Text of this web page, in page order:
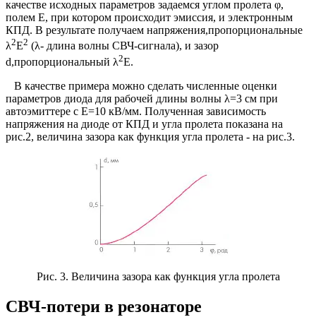
качестве исходных параметров задаемся углом пролета φ,
полем E, при котором происходит эмиссия, и электронным
КПД. В результате получаем напряжения,пропорциональные
λ2Е2 (λ- длина волны СВЧ-сигнала), и зазор
d,пропорциональный λ2Е.
В качестве примера можно сделать численные оценки
параметров диода для рабочей длины волны λ=3 см при
автоэмиттере с E=10 кВ/мм. Полученная зависимость
напряжения на диоде от КПД и угла пролета показана на
рис.2, величина зазора как функция угла пролета - на рис.3.
Рис. 3. Величина зазора как функция угла пролета
СВЧ-потери в резонаторе